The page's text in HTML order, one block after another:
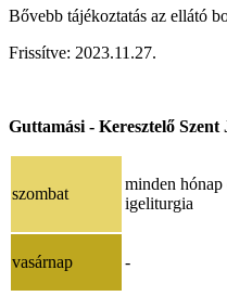
Bővebb tájékoztatás az ellátó
Frissítve: 2023.11.27.
Guttamási - Keresztelő Szent
szombat
minden hónap
igeliturgia
vasárnap -